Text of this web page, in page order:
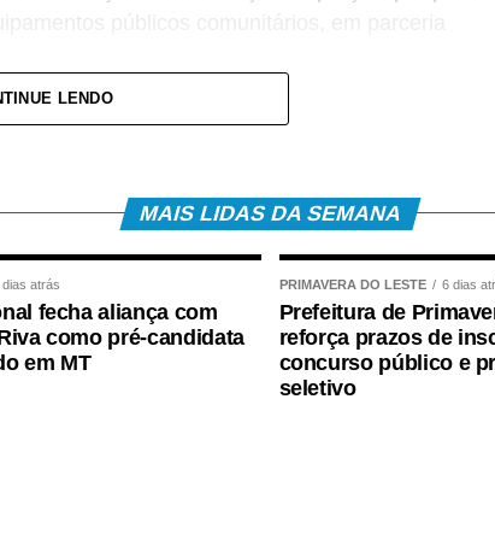
da preservação dos espaços públicos e
entre o município e a comunidade.
jurídicas de direito público ou privado,
organizadas, clubes de serviço, centros
LENDO
MAIS LIDAS DA SEMANA
dias atrás
fecha aliança com
como pré-candidata
em MT
PRIMAVERA DO LESTE 6 dias
Prefeitura de
reforça prazos de
concurso público e
seletivo